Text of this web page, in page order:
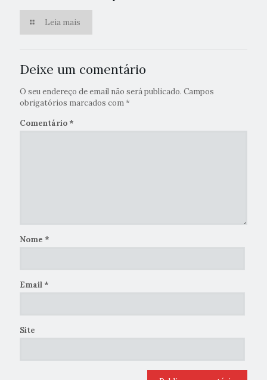
Leia mais
Deixe um comentário
O seu endereço de email não será publicado. Campos
obrigatórios marcados com*
Comentário *
Nome *
Email *
Site